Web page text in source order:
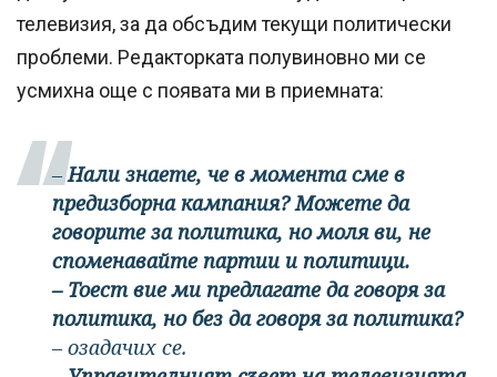
телевизия, за да обсъдим текущи политически
проблеми. Редакторката полувиновно ми се
усмихна още с появата ми в приемната:
–Нали знаете, че в момента сме в
предизборна кампания? Можете да
говорите за политика, но моля ви, не
споменавайте партии и политици.
– Тоест вие ми предлагате да говоря за
политика, но без да говоря за политика?
– озадачих се.